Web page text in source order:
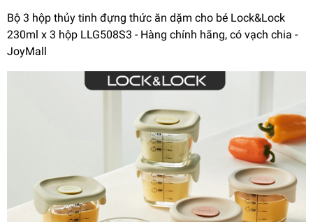
Bộ 3 hộp thủy tinh đựng thức ăn dặm cho bé Lock&Lock
230ml x 3 hộp LLG508S3 - Hàng chính hãng, có vạch chia -
JoyMall